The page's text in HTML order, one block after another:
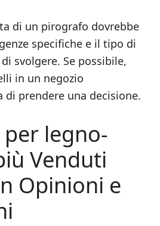
di un pirografo dovrebbe
specifiche e il tipo di
svolgere. Se possibile,
in un negozio
di prendere una decisione.
legno-
Venduti
Opinioni e